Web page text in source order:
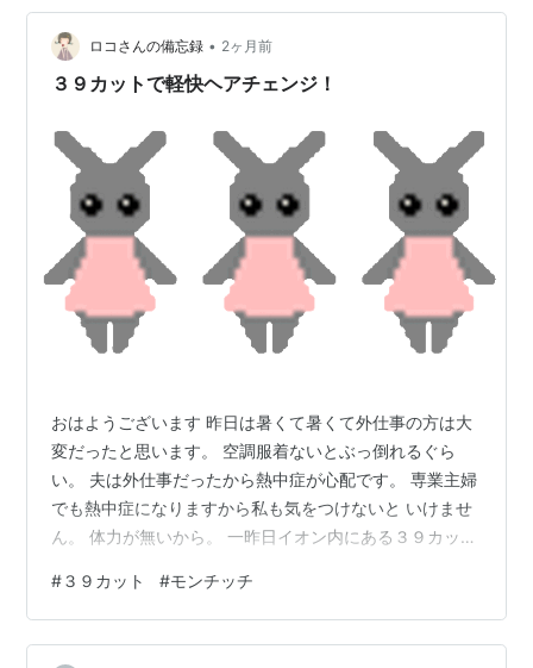
確認しやすいポイント還元あり ※販売状況は地域や時期
によって異なります。※在庫切れの場合もあります。 モ
ンチッチヒッパーズは、ビレバンやロフト、ドンキなど
ロコさんの備忘録 • 2ヶ月前
３９カットで軽快ヘアチェンジ！
おはようございます 昨日は暑くて暑くて外仕事の方は大
変だったと思います。 空調服着ないとぶっ倒れるぐら
い。 夫は外仕事だったから熱中症が心配です。 専業主婦
でも熱中症になりますから私も気をつけないと いけませ
ん。 体力が無いから。 一昨日イオン内にある３９カット
旬に１０年振りに美容院に行って評判良かったので また
ここに予約しようかと思ったけど髪切りたいと思ったら
すぐ切りたい派の私 予約だと２～３日待たされるので３
#３９カット #モンチッチ